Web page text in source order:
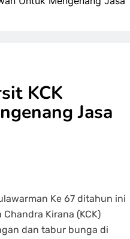
KCK
Jasa
Ke 67 ditahun ini
Kirana (KCK)
dan tabur bunga di